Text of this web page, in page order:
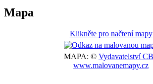
Mapa
Klikněte pro načtení mapy
MAPA: © Vydavatelství
www.malovanemapy.cz